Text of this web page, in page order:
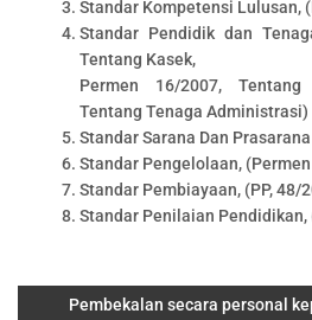
Standar Kompetensi Lulusan,
Standar Pendidik dan
Tentang Kasek,
Permen 16/2007,
Tentang Tenaga Administrasi)
Standar Sarana Dan
Standar Pengelolaan,
Standar Pembiayaan, (PP, 48/
Standar Penilaian
Pembekalan secara personal